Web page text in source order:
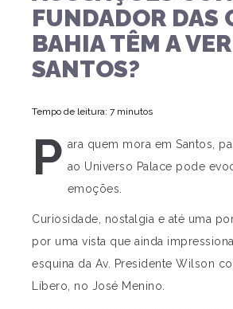
FUNDADOR DAS
BAHIA TÊM A
SANTOS?
Tempo de leitura: 7 minutos
P ara quem mora em Santos,
ao Universo Palace pode
emoções.
Curiosidade, nostalgia e até uma
por uma vista que ainda
esquina da Av. Presidente Wilson
Líbero, no José Menino.